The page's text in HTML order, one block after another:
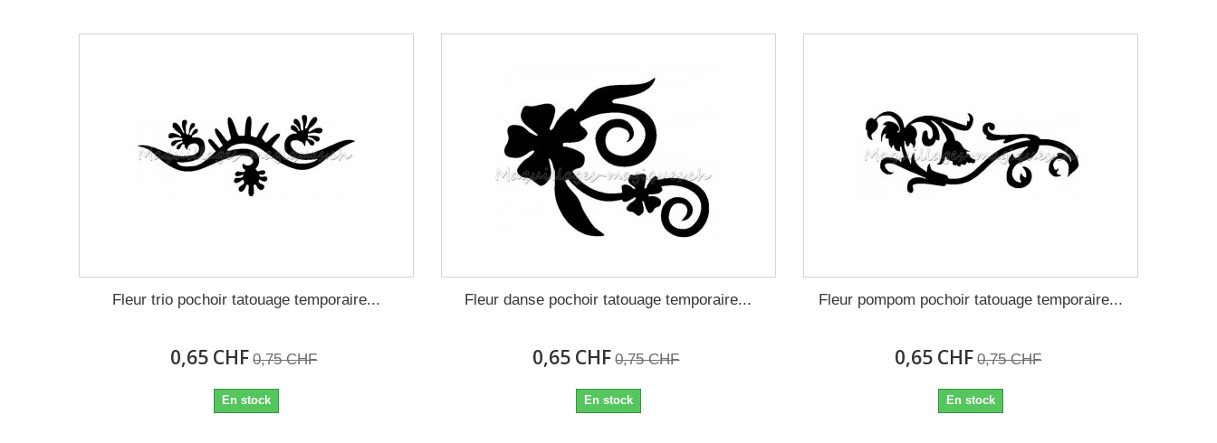
Fleur trio pochoir tatouage temporaire...
0,65 CHF 0,75 CHF
En stock
Fleur danse pochoir tatouage temporaire...
0,65 CHF 0,75 CHF
En stock
Fleur pompom pochoir tatouage temporaire...
0,65 CHF 0,75 CHF
En stock